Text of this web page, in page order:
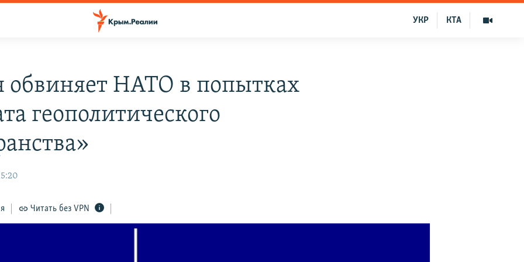
КТА
УКР
обвиняет НАТО в попытках
геополитического
Читать без VPN